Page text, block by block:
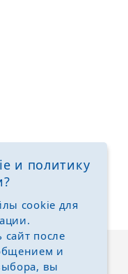
и политику
cookie для
после
и
вы